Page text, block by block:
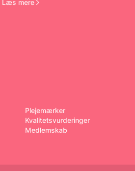
Læs mere
Plejemærker
Kvalitetsvurderinger
Medlemskab